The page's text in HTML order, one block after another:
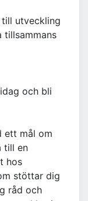
utveckling
tillsammans
och bli
ett mål om
till en
hos
stöttar dig
råd och